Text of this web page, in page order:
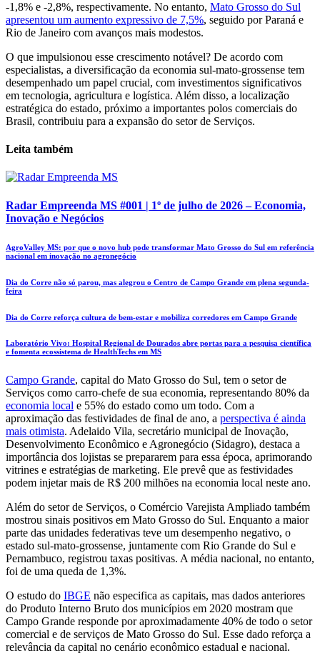
-1,8% e -2,8%, respectivamente. No entanto, Mato Grosso do Sul
apresentou um aumento expressivo de 7,5%, seguido por Paraná e
Rio de Janeiro com avanços mais modestos.
O que impulsionou esse crescimento notável? De acordo com
especialistas, a diversificação da economia sul-mato-grossense tem
desempenhado um papel crucial, com investimentos significativos
em tecnologia, agricultura e logística. Além disso, a localização
estratégica do estado, próximo a importantes polos comerciais do
Brasil, contribuiu para a expansão do setor de Serviços.
Leita também
Radar Empreenda MS #001 | 1º de julho de 2026 – Economia,
Inovação e Negócios
AgroValley MS: por que o novo hub pode transformar Mato Grosso do Sul em referência
nacional em inovação no agronegócio
Dia do Corre não só parou, mas alegrou o Centro de Campo Grande em plena segunda-
feira
Dia do Corre reforça cultura de bem-estar e mobiliza corredores em Campo Grande
Laboratório Vivo: Hospital Regional de Dourados abre portas para a pesquisa científica
e fomenta ecossistema de HealthTechs em MS
Campo Grande, capital do Mato Grosso do Sul, tem o setor de
Serviços como carro-chefe de sua economia, representando 80% da
economia local e 55% do estado como um todo. Com a
aproximação das festividades de final de ano, a perspectiva é ainda
mais otimista. Adelaido Vila, secretário municipal de Inovação,
Desenvolvimento Econômico e Agronegócio (Sidagro), destaca a
importância dos lojistas se prepararem para essa época, aprimorando
vitrines e estratégias de marketing. Ele prevê que as festividades
podem injetar mais de R$ 200 milhões na economia local neste ano.
Além do setor de Serviços, o Comércio Varejista Ampliado também
mostrou sinais positivos em Mato Grosso do Sul. Enquanto a maior
parte das unidades federativas teve um desempenho negativo, o
estado sul-mato-grossense, juntamente com Rio Grande do Sul e
Pernambuco, registrou taxas positivas. A média nacional, no entanto,
foi de uma queda de 1,3%.
O estudo do IBGE não especifica as capitais, mas dados anteriores
do Produto Interno Bruto dos municípios em 2020 mostram que
Campo Grande responde por aproximadamente 40% de todo o setor
comercial e de serviços de Mato Grosso do Sul. Esse dado reforça a
relevância da capital no cenário econômico estadual e nacional.